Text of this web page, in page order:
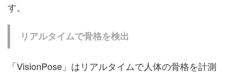
す。
リアルタイムで骨格を検出
「VisionPose」はリアルタイムで人体の骨格を計測